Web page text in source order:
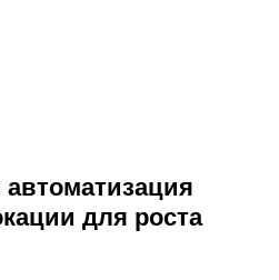
автоматизация
для роста